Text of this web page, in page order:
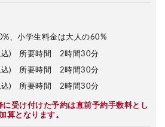
、小学生料金は大人の60%
) 所要時間 2時間30分
) 所要時間 2時間30分
) 所要時間 2時間30分
受け付けた予約は直前予約手数料とし
算となります。